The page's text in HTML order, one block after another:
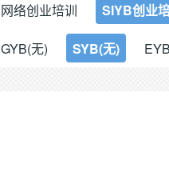
网络创业培训
SIYB创业
GYB(无) SYB(无)